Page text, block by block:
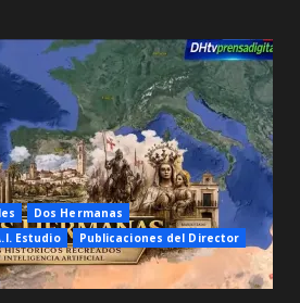
Dos Hermanas
Estudio
Publicaciones del Director